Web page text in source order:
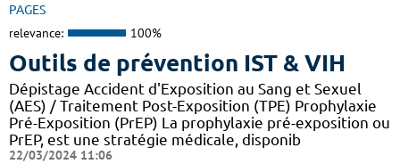
PAGES
relevance: 100%
Outils de prévention IST & VIH
Dépistage Accident d'Exposition au Sang et Sexuel
(AES) / Traitement Post-Exposition (TPE) Prophylaxie
Pré-Exposition (PrEP) La prophylaxie pré-exposition ou
PrEP, est une stratégie médicale, disponib
22/03/2024 11:06